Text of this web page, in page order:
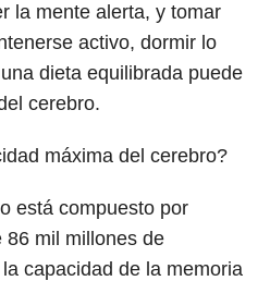
la mente alerta, y tomar
activo, dormir lo
dieta equilibrada puede
cerebro.
máxima del cerebro?
está compuesto por
86 mil millones de
capacidad de la memoria